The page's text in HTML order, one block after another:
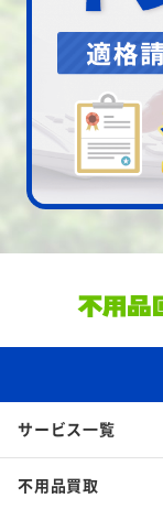
サービス一覧
不用品買取